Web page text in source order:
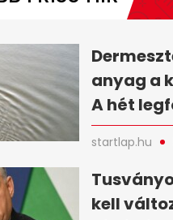
anyag a
A hét
startlap.hu
kell